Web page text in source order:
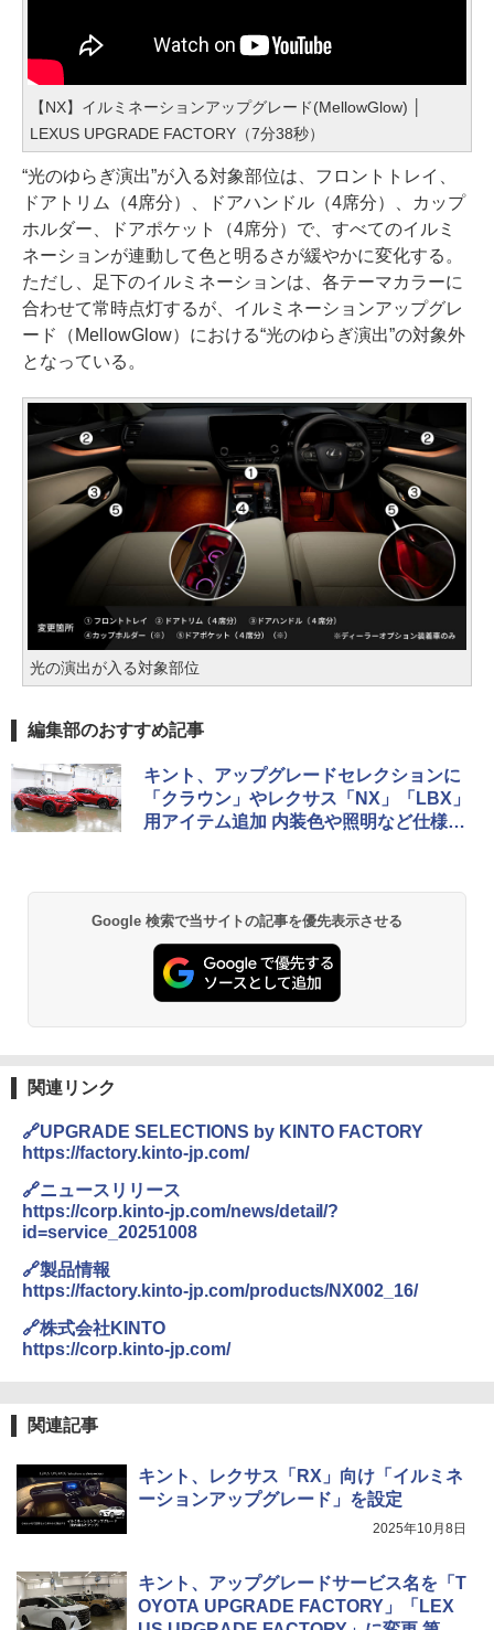
【NX】イルミネーションアップグレード(MellowGlow) │
LEXUS UPGRADE FACTORY（7分38秒）
“光のゆらぎ演出”が入る対象部位は、フロントトレイ、
ドアトリム（4席分）、ドアハンドル（4席分）、カップ
ホルダー、ドアポケット（4席分）で、すべてのイルミ
ネーションが連動して色と明るさが緩やかに変化する。
ただし、足下のイルミネーションは、各テーマカラーに
合わせて常時点灯するが、イルミネーションアップグレ
ード（MellowGlow）における“光のゆらぎ演出”の対象外
となっている。
光の演出が入る対象部位
編集部のおすすめ記事
キント、アップグレードセレクションに
「クラウン」やレクサス「NX」「LBX」
用アイテム追加 内装色や照明など仕様向
Google 検索で当サイトの記事を優先表示させる
関連リンク
🔗UPGRADE SELECTIONS by KINTO FACTORY
https://factory.kinto-jp.com/
🔗ニュースリリース
https://corp.kinto-jp.com/news/detail/?
id=service_20251008
🔗製品情報
https://factory.kinto-jp.com/products/NX002_16/
🔗株式会社KINTO
https://corp.kinto-jp.com/
関連記事
キント、レクサス「RX」向け「イルミネ
ーションアップグレード」を設定
2025年10月8日
キント、アップグレードサービス名を「T
OYOTA UPGRADE FACTORY」「LEX